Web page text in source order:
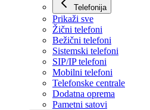
Telefonija
Prikaži svе
Žični telefoni
Bežični telefoni
Sistemski telefoni
SIP/IP telefoni
Mobilni telefoni
Telefonske centrale
Dodatna oprema
Pametni satovi